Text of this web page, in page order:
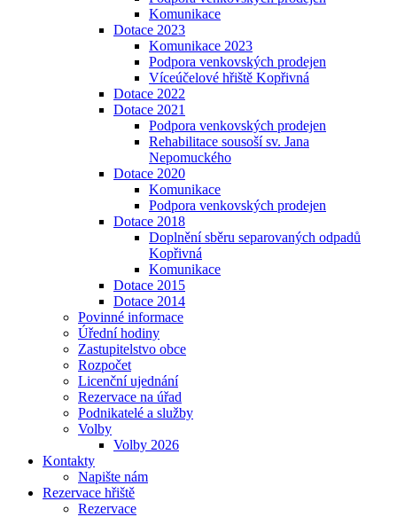
Komunikace
Dotace 2023
Komunikace 2023
Podpora venkovských prodejen
Víceúčelové hřiště Kopřivná
Dotace 2022
Dotace 2021
Podpora venkovských prodejen
Rehabilitace sousoší sv. Jana
Nepomuckého
Dotace 2020
Komunikace
Podpora venkovských prodejen
Dotace 2018
Doplnění sběru separovaných odpadů
Kopřivná
Komunikace
Dotace 2015
Dotace 2014
Povinné informace
Úřední hodiny
Zastupitelstvo obce
Rozpočet
Licenční ujednání
Rezervace na úřad
Podnikatelé a služby
Volby
Volby 2026
Kontakty
Napište nám
Rezervace hřiště
Rezervace